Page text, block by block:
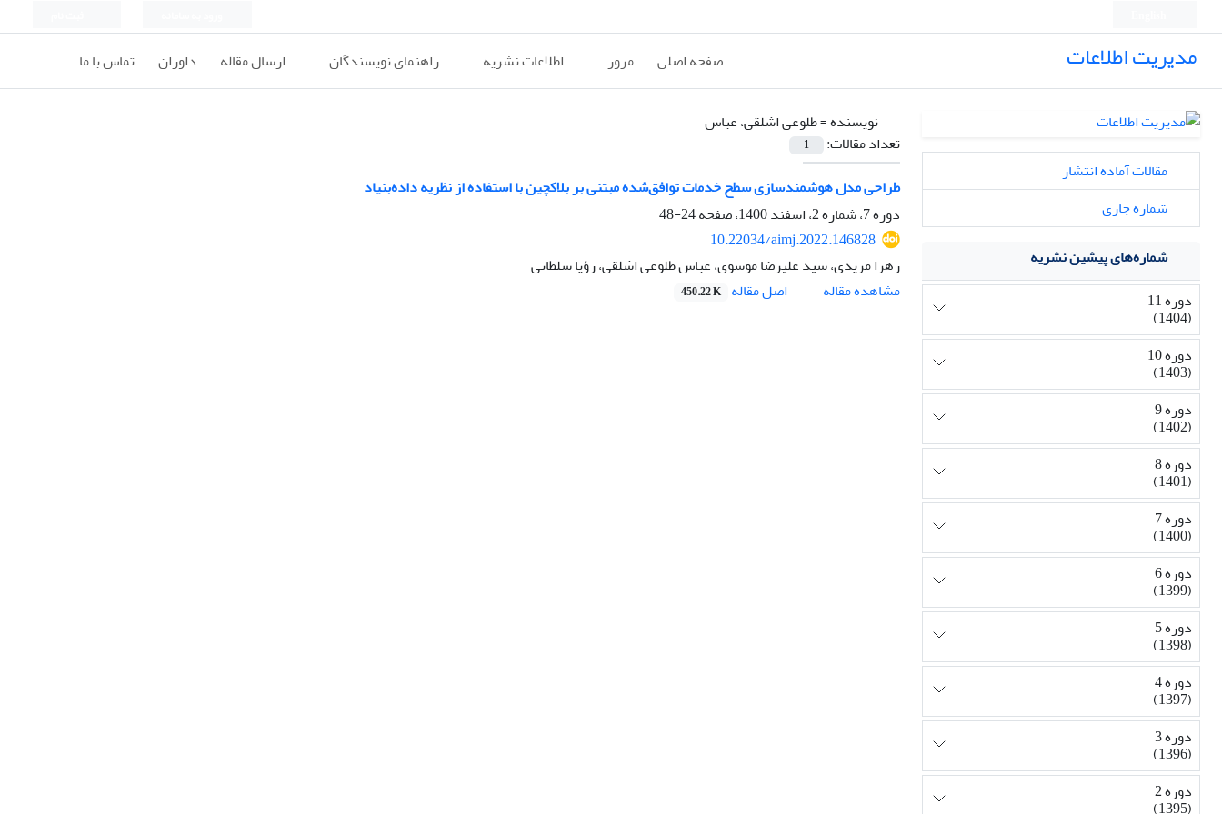
مدیریت اطلاعات صفحه اصلی مرور اطلاعات نشریه راهنمای نویسندگان ارسال مقاله داوران تماس با ما
نویسنده =طلوعی اشلقی، عباس
تعداد مقالات:
1
طراحی مدل هوشمندسازی سطح خدمات توافق‌شده مبتنی بر بلاکچین با استفاده از نظریه داده‌بنیاد
دوره 7، شماره 2، اسفند 1400، صفحه
24-48
10.22034/aimj.2022.146828
زهرا مریدی، سید علیرضا موسوی، عباس طلوعی اشلقی، رؤیا سلطانی
مشاهده مقاله
اصل مقاله 450.22 K
مقالات آماده انتشار
شماره جاری
شماره‌های پیشین نشریه
دوره 11
(1404)
دوره 10
(1403)
دوره 9
(1402)
دوره 8
(1401)
دوره 7
(1400)
دوره 6
(1399)
دوره 5
(1398)
دوره 4
(1397)
دوره 3
(1396)
دوره 2